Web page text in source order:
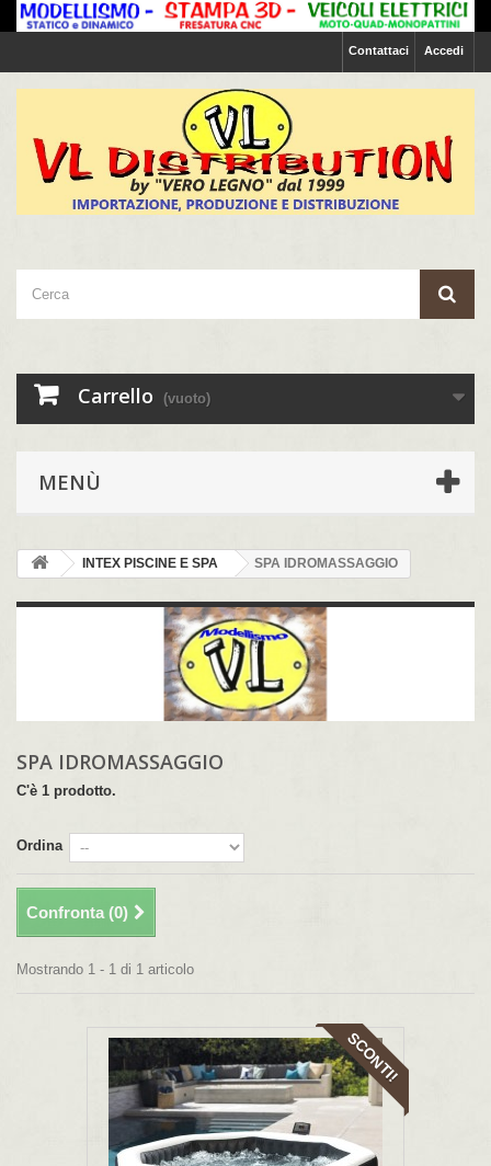
Accedi
Contattaci
Carrello (vuoto)
MENÙ
INTEX PISCINE E SPA SPA IDROMASSAGGIO
SPA IDROMASSAGGIO
C'è 1 prodotto.
Ordina
Confronta (0)
Mostrando 1 - 1 di 1 articolo
SCONTI!